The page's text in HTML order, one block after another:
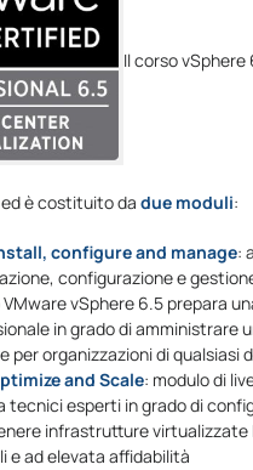
Il corso
ed è costituito da due moduli:
configure and manage:
configurazione e
VMware vSphere 6.5 prepara
in grado di amministrare
per organizzazioni di qualsiasi
and Scale: modulo di
tecnici esperti in grado di
infrastrutture virtualizzate
e ad elevata affidabilità